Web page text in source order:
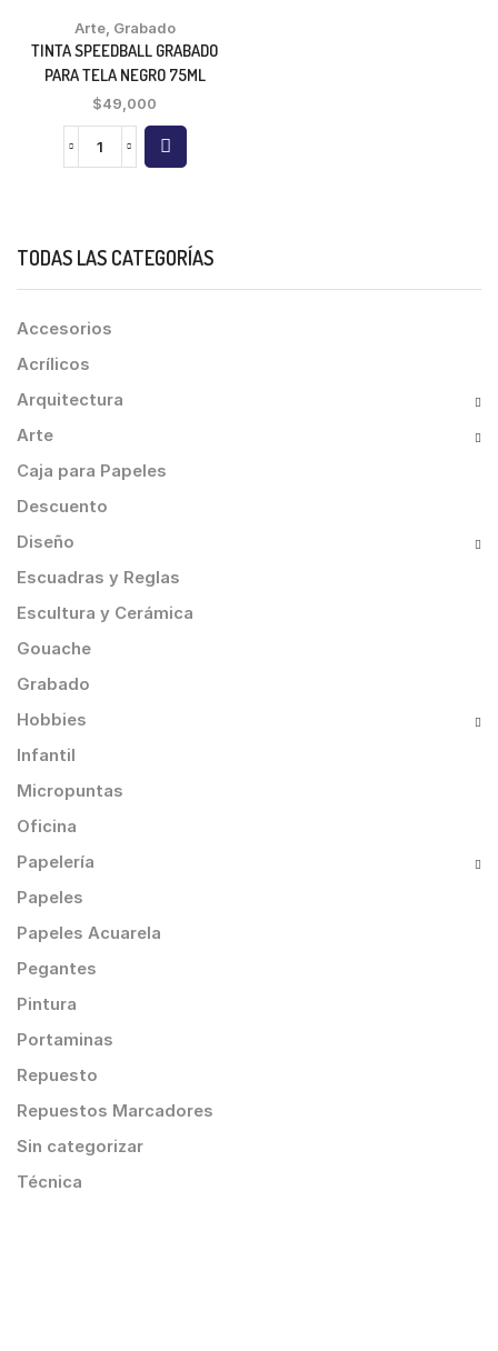
Arte, Grabado
TINTA SPEEDBALL GRABADO
PARA TELA NEGRO 75ML
$49,000
TODAS LAS CATEGORÍAS
Accesorios
Acrílicos
Arquitectura
Arte
Caja para Papeles
Descuento
Diseño
Escuadras y Reglas
Escultura y Cerámica
Gouache
Grabado
Hobbies
Infantil
Micropuntas
Oficina
Papelería
Papeles
Papeles Acuarela
Pegantes
Pintura
Portaminas
Repuesto
Repuestos Marcadores
Sin categorizar
Técnica